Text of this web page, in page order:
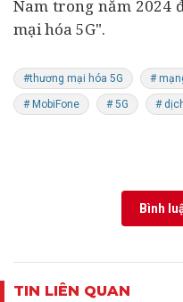
Nam trong năm 2024
mại hóa 5G".
#thương mại hóa 5G #
# MobiFone # 5G #
Bình
TIN LIÊN QUAN